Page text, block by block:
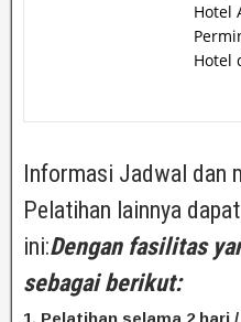
Hotel
Hotel
Informasi Jadwal
Pelatihan lainnya
ini:Dengan fasilitas
sebagai berikut: